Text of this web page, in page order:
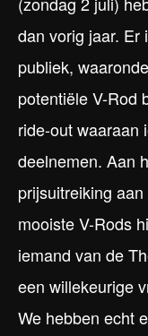
dan vorig jaar. Er
publiek,
potentiële V-Rod
ride-out waaraan
deelnemen. Aan
prijsuitreiking
mooiste V-Rods
iemand van de
een willekeurige
We hebben echt